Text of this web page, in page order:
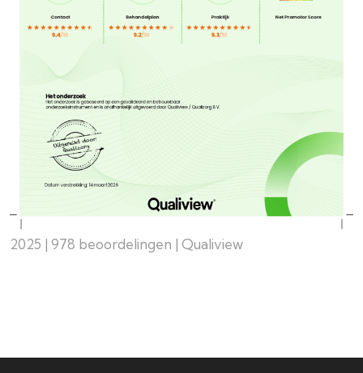
2025 | 978 beoordelingen | Qualiview